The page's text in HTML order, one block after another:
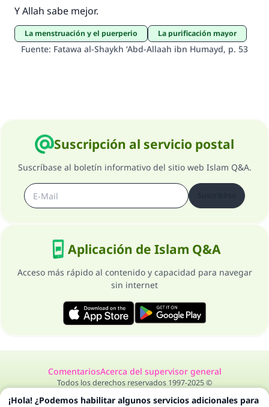
Y Allah sabe mejor.
La menstruación y el puerperio La purificación mayor
Fuente: Fatawa al-Shaykh ‘Abd-Allaah ibn Humayd, p. 53
Suscripción al servicio postal
Suscríbase al boletín informativo del sitio web Islam Q&A.
Aplicación de Islam Q&A
Acceso más rápido al contenido y capacidad para navegar
sin internet
ComentariosAcerca del supervisor general
Todos los derechos reservados 1997-2025 ©
¡Hola! ¿Podemos habilitar algunos servicios adicionales para